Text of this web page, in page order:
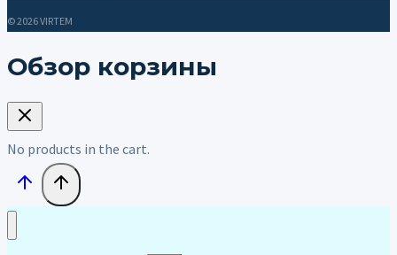
© 2026 VIRTEM
Обзор корзины
No products in the cart.